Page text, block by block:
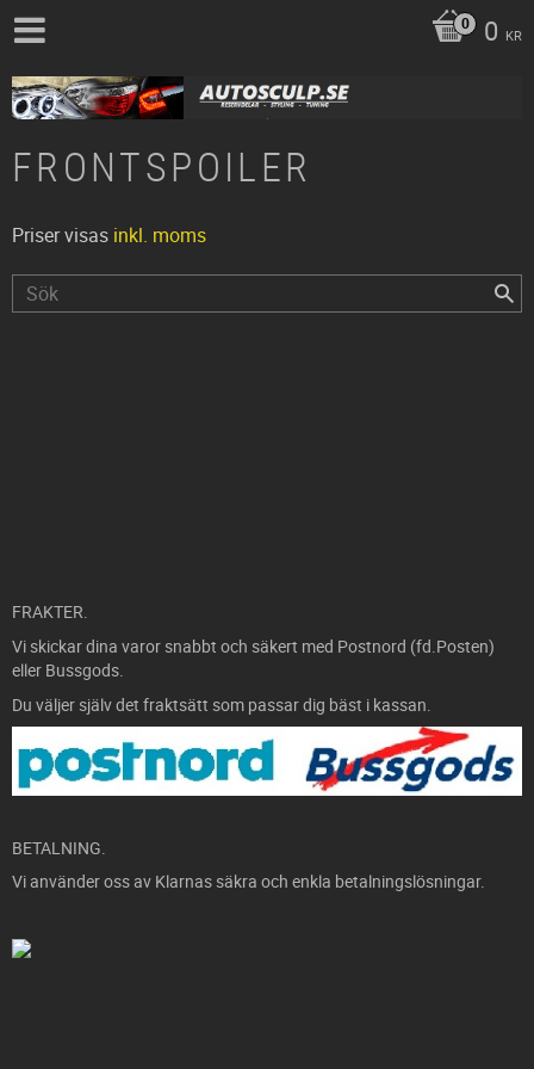
0 KR
FRONTSPOILER
Priser visas inkl. moms
FRAKTER.
Vi skickar dina varor snabbt och säkert med Postnord (fd.Posten)
eller Bussgods.
Du väljer själv det fraktsätt som passar dig bäst i kassan.
BETALNING.
Vi använder oss av Klarnas säkra och enkla betalningslösningar.